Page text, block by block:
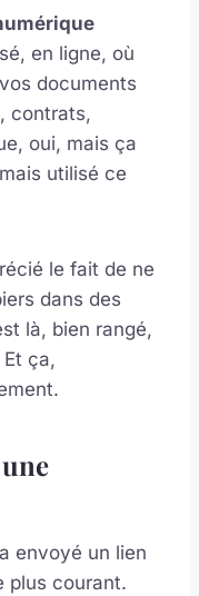
en ligne, où
documents
contrats,
oui, mais ça
utilisé ce
le fait de ne
dans des
là, bien rangé,
ça,
envoyé un lien
plus courant.